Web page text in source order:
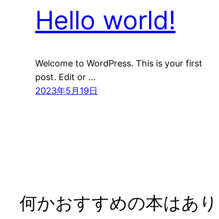
Hello world!
Welcome to WordPress. This is your first
post. Edit or …
2023年5月19日
何かおすすめの本はあ